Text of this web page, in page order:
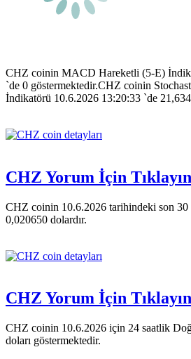
CHZ coinin MACD Hareketli (5-E)
`de 0 göstermektedir.CHZ coinin
İndikatörü 10.6.2026 13:20:33 `de
CHZ Yorum İçin Tıklayın
CHZ coinin 10.6.2026 tarihindeki son 30
0,020650 dolardır.
CHZ Yorum İçin Tıklayın
CHZ coinin 10.6.2026 için 24 saatlik
doları göstermektedir.